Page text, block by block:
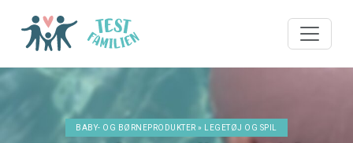
BABY- OG BØRNEPRODUKTER » LEGETØJ OG SPIL